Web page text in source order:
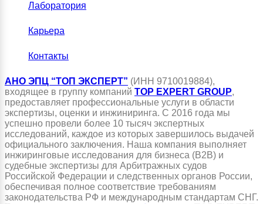
Лаборатория
Карьера
Контакты
АНО ЭПЦ “ТОП ЭКСПЕРТ” (ИНН 9710019884),
входящее в группу компаний TOP EXPERT GROUP,
предоставляет профессиональные услуги в области
экспертизы, оценки и инжиниринга. С 2016 года мы
успешно провели более 10 тысяч экспертных
исследований, каждое из которых завершилось выдачей
официального заключения. Наша компания выполняет
инжиринговые исследования для бизнеса (B2B) и
судебные экспертизы для Арбитражных судов
Российской Федерации и следственных органов России,
обеспечивая полное соответствие требованиям
законодательства РФ и международным стандартам СНГ.